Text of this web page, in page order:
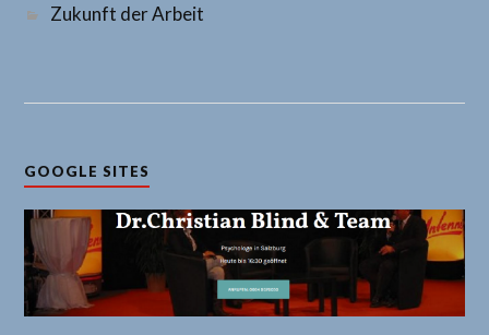
Zukunft der Arbeit
GOOGLE SITES